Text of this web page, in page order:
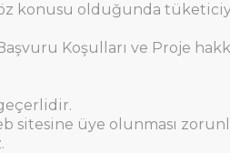
konusu olduğunda
Koşulları ve Proje
sitesine üye olunması